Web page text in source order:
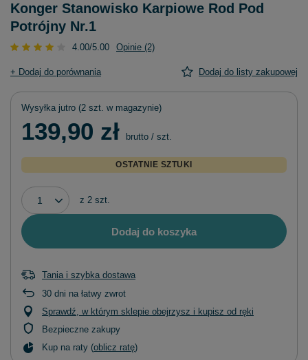
Konger Stanowisko Karpiowe Rod Pod
Potrójny Nr.1
4.00/5.00 Opinie (2)
+ Dodaj do porównania Dodaj do listy zakupowej
Wysyłka jutro (2 szt. w magazynie)
139,90 zł brutto / szt.
OSTATNIE SZTUKI
z 2 szt.
Dodaj do koszyka
Tania i szybka dostawa
30 dni na łatwy zwrot
Sprawdź, w którym sklepie obejrzysz i kupisz od ręki
Bezpieczne zakupy
Kup na raty (oblicz ratę)